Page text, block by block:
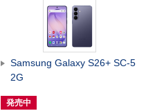
Samsung Galaxy S26+ SC-5
2G
発売中